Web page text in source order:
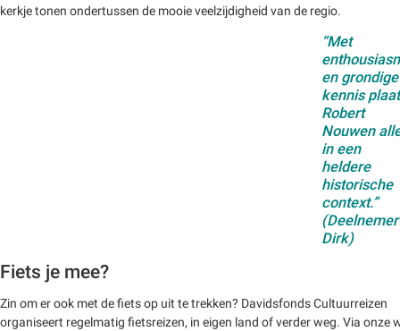
kerkje tonen ondertussen de mooie veelzijdigheid van de regio.
“Met
en grondige
kennis
Robert
Nouwen
in een
heldere
historische
context.”
(Deelnemer
Dirk)
Fiets je mee?
Zin om er ook met de fiets op uit te trekken? Davidsfonds Cultuurreizen
organiseert regelmatig fietsreizen, in eigen land of verder weg. Via onze